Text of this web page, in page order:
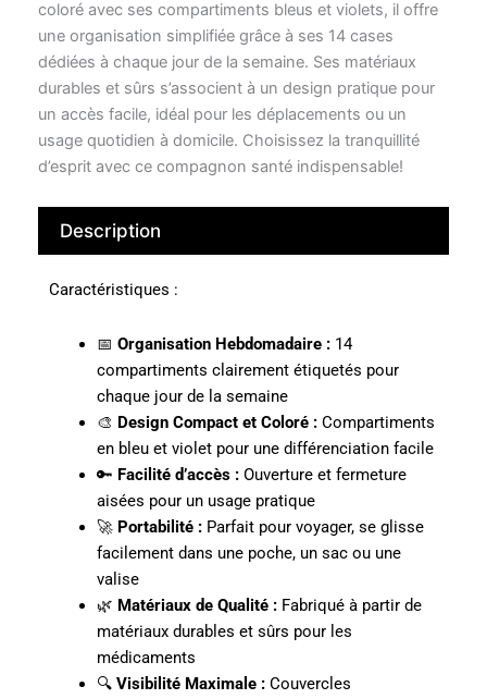
coloré avec ses compartiments bleus et violets, il offre
une organisation simplifiée grâce à ses 14 cases
dédiées à chaque jour de la semaine. Ses matériaux
durables et sûrs s’associent à un design pratique pour
un accès facile, idéal pour les déplacements ou un
usage quotidien à domicile. Choisissez la tranquillité
d’esprit avec ce compagnon santé indispensable!
Description
Caractéristiques :
📅 Organisation Hebdomadaire :14
compartiments clairement étiquetés pour
chaque jour de la semaine
🎨 Design Compact et Coloré :Compartiments
en bleu et violet pour une différenciation facile
🔑 Facilité d’accès :Ouverture et fermeture
aisées pour un usage pratique
🚀 Portabilité :Parfait pour voyager, se glisse
facilement dans une poche, un sac ou une
valise
🌿 Matériaux de Qualité :Fabriqué à partir de
matériaux durables et sûrs pour les
médicaments
🔍 Visibilité Maximale :Couvercles